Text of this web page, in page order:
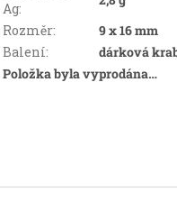
Ag:
Rozměr:
9 x 16 mm
Balení:
dárková
Položka byla vyprodána…